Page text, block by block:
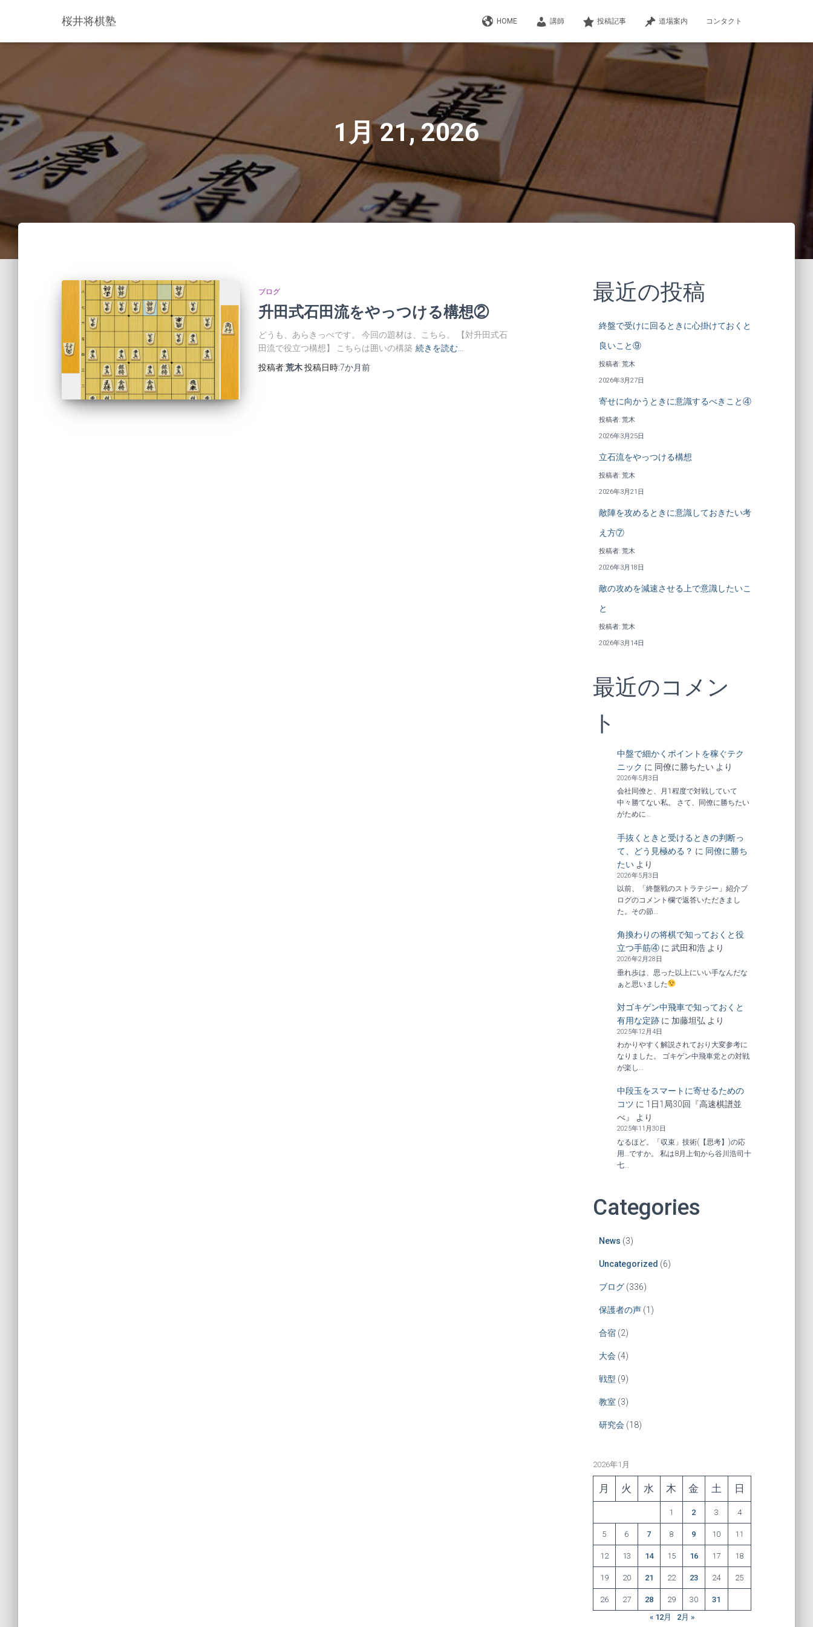
桜井将棋塾 HOME 講師 投稿記事 道場案内 コンタクト
1月 21, 2026
ブログ
升田式石田流をやっつける構想②
どうも、あらきっぺです。 今回の題材は、こちら。 【対升田式石
田流で役立つ構想】 こちらは囲いの構築 続きを読む…
投稿者:荒木投稿日時:7か月前
最近の投稿
終盤で受けに回るときに心掛けておくと
良いこと⑨
投稿者: 荒木
2026年3月27日
寄せに向かうときに意識するべきこと④
投稿者: 荒木
2026年3月25日
立石流をやっつける構想
投稿者: 荒木
2026年3月21日
敵陣を攻めるときに意識しておきたい考
え方⑦
投稿者: 荒木
2026年3月18日
敵の攻めを減速させる上で意識したいこ
と
投稿者: 荒木
2026年3月14日
最近のコメン
ト
中盤で細かくポイントを稼ぐテク
ニック に 同僚に勝ちたいより
2026年5月3日
会社同僚と、月1程度で対戦していて
中々勝てない私。 さて、同僚に勝ちたい
がために…
手抜くときと受けるときの判断っ
て、どう見極める？ に 同僚に勝ち
たいより
2026年5月3日
以前、「終盤戦のストラテジー」紹介ブ
ログのコメント欄で返答いただきまし
た。その節…
角換わりの将棋で知っておくと役
立つ手筋④に 武田和浩より
2026年2月28日
垂れ歩は、思った以上にいい手なんだな
ぁと思いました
対ゴキゲン中飛車で知っておくと
有用な定跡に 加藤坦弘 より
2025年12月4日
わかりやすく解説されており大変参考に
なりました。 ゴキゲン中飛車党との対戦
が楽し…
中段玉をスマートに寄せるための
コツ に 1日1局30回『高速棋譜並
べ』
より
2025年11月30日
なるほど。「収束」技術(【思考】)の応
用…ですか。 私は8月上旬から谷川浩司十
七…
Categories
News (3)
Uncategorized (6)
ブログ(336)
保護者の声(1)
合宿(2)
大会(4)
戦型 (9)
教室 (3)
研究会(18)
2026年1月
月 火 水 木 金 土 日
1 2 3 4
5 6 7 8 9 10 11
12 13 14 15 16 17 18
19 20 21 22 23 24 25
26 27 28 29 30
31
« 12月
2月 »